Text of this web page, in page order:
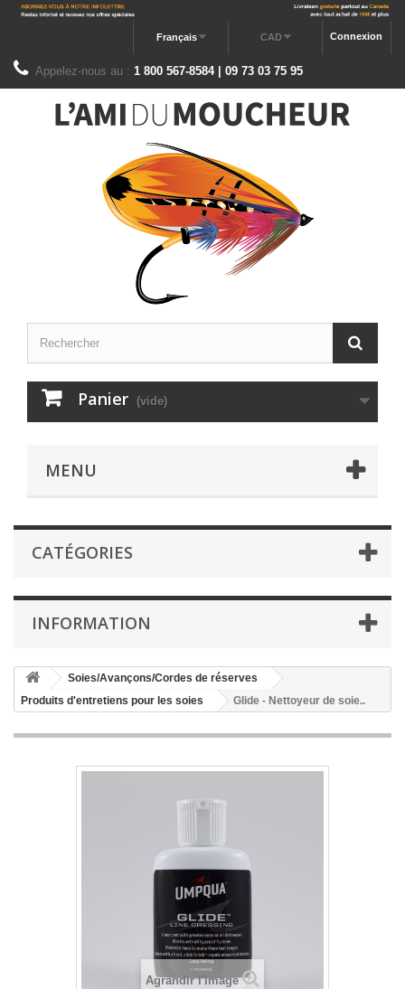
Connexion
CAD
Français
Appelez-nous au : 1 800 567-8584 | 09 73 03 75 95
Panier (vide)
MENU
CATÉGORIES
INFORMATION
Soies/Avançons/Cordes de réserves
Produits d'entretiens pour les soies
Glide - Nettoyeur de soie..
Agrandir l'image